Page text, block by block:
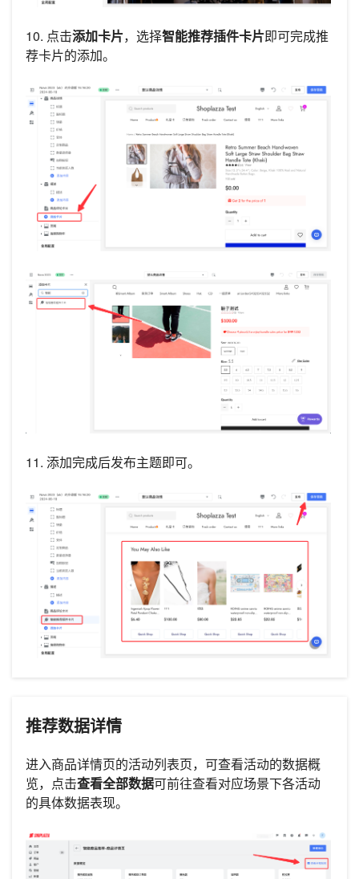
10. 点击添加卡片，选择智能推荐插件卡片即可完成推
荐卡片的添加。
11. 添加完成后发布主题即可。
推荐数据详情
进入商品详情页的活动列表页，可查看活动的数据概
览，点击查看全部数据可前往查看对应场景下各活动
的具体数据表现。